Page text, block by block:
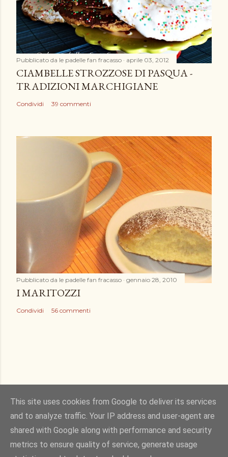
o
m
m
e
n
t
o
Pubblicato da le padelle fan fracasso aprile 03, 2012
CIAMBELLE STROZZOSE DI PASQUA -
TRADIZIONI MARCHIGIANE
Condividi 39 commenti
Pubblicato da le padelle fan fracasso gennaio 28, 2010
I MARITOZZI
Condividi 56 commenti
Powered by Blogger
Immagini dei temi diGintare Marcel
This site uses cookies from Google to deliver its services
and to analyze traffic. Your IP address and user-agent are
shared with Google along with performance and security
metrics to ensure quality of service, generate usage